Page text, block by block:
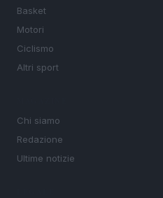
Basket
Motori
Ciclismo
Altri sport
Chi siamo
Redazione
Ultime notizie